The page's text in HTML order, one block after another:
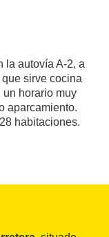
la autovía A-2, a
sirve cocina
horario muy
aparcamiento.
habitaciones.